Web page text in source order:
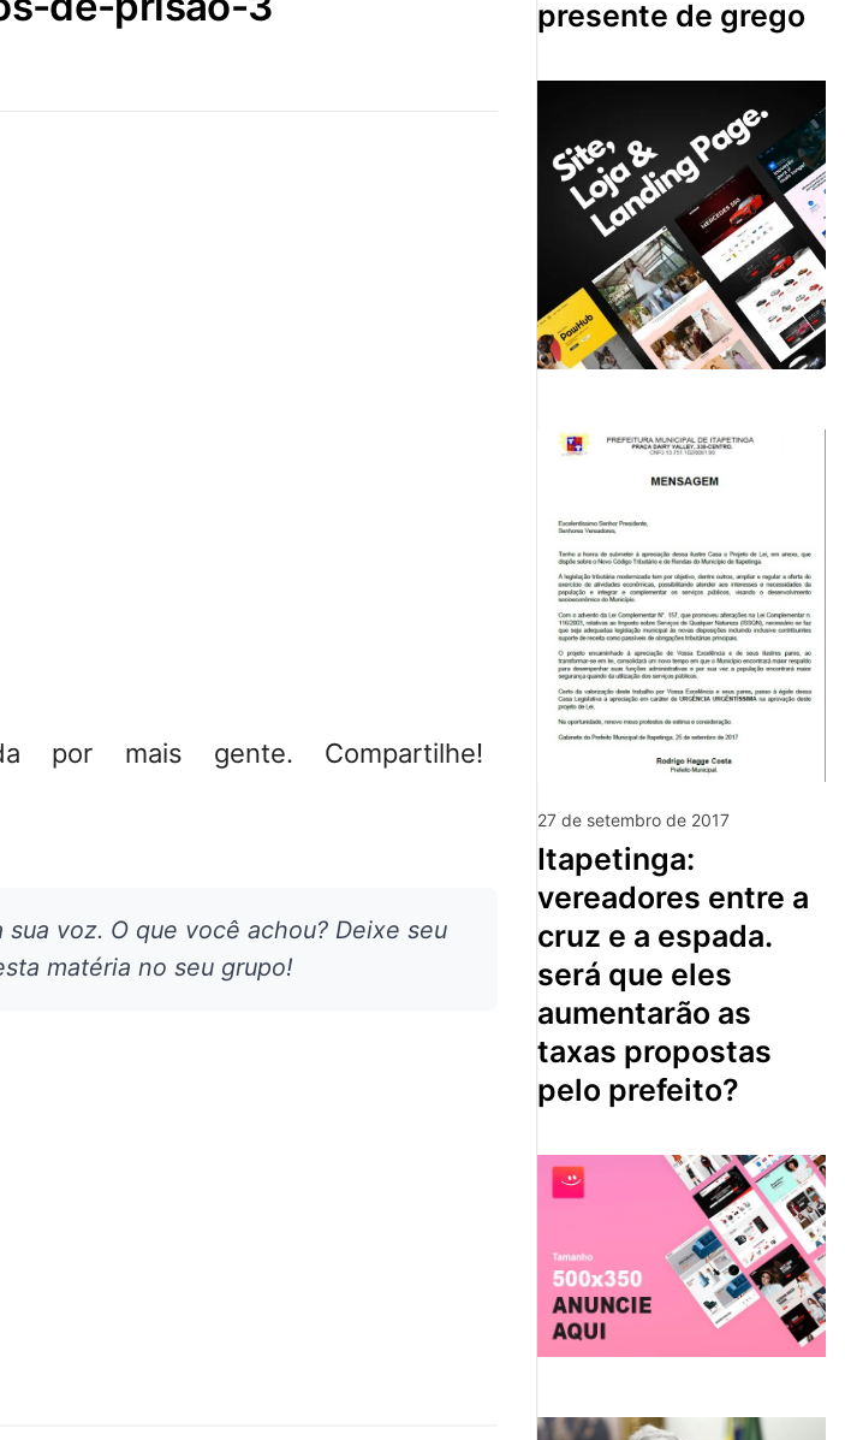
por mais gente. Compartilhe!
voz. O que você achou? Deixe seu
matéria no seu grupo!
presente de grego
27 de setembro de 2017
itapetinga:
vereadores entre a
cruz e a espada.
será que eles
aumentarão as
taxas propostas
pelo prefeito?